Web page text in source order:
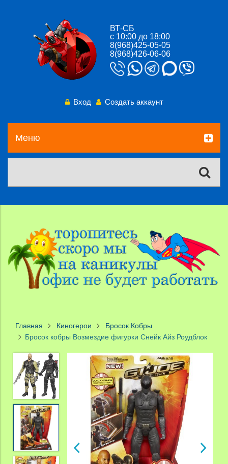
ВТ-СБ
с 10:00 до 18:00
8(968)425-05-05
8(968)426-06-06
Вход Создать аккаунт
Меню
Главная Киногерои
Бросок Кобры
Бросок кобры Возмездие фигурки Снейк Айз Роудблок